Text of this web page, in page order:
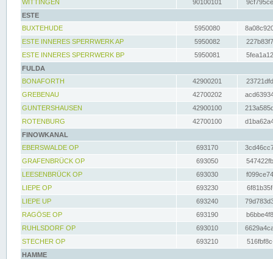
WITTINGEN
90100101
ESTE
BUXTEHUDE
5950080
ESTE INNERES SPERRWERK AP
5950082
ESTE INNERES SPERRWERK BP
5950081
FULDA
BONAFORTH
42900201
GREBENAU
42700202
GUNTERSHAUSEN
42900100
ROTENBURG
42700100
FINOWKANAL
EBERSWALDE OP
693170
GRAFENBRÜCK OP
693050
LEESENBRÜCK OP
693030
LIEPE OP
693230
LIEPE UP
693240
RAGÖSE OP
693190
RUHLSDORF OP
693010
STECHER OP
693210
HAMME